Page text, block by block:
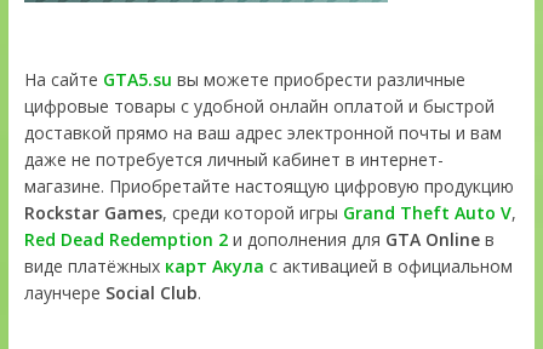
На сайте GTA5.su вы можете приобрести различные
цифровые товары с удобной онлайн оплатой и быстрой
доставкой прямо на ваш адрес электронной почты и вам
даже не потребуется личный кабинет в интернет-
магазине. Приобретайте настоящую цифровую продукцию
Rockstar Games, среди которой игры Grand Theft Auto V,
Red Dead Redemption 2и дополнения для GTA Onlineв
виде платёжных карт Акула с активацией в официальном
лаунчере Social Club.